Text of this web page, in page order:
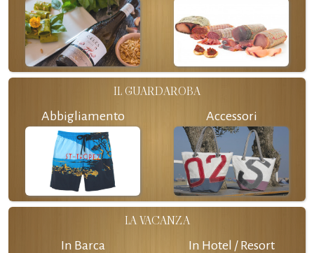
IL GUARDAROBA
Abbigliamento Accessori
LA VACANZA
In Barca In Hotel / Resort